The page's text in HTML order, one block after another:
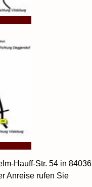
Hauff-Str. 54 in 84036
Anreise rufen Sie